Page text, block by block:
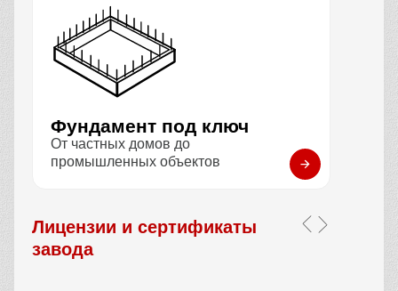
Фундамент под ключ
От частных домов до
промышленных объектов
Лицензии и сертификаты
завода